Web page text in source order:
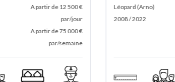
A partir de 12 500 €
par/jour
A partir de 75 000 €
par/semaine
Léopard (Arno)
2008 / 2022